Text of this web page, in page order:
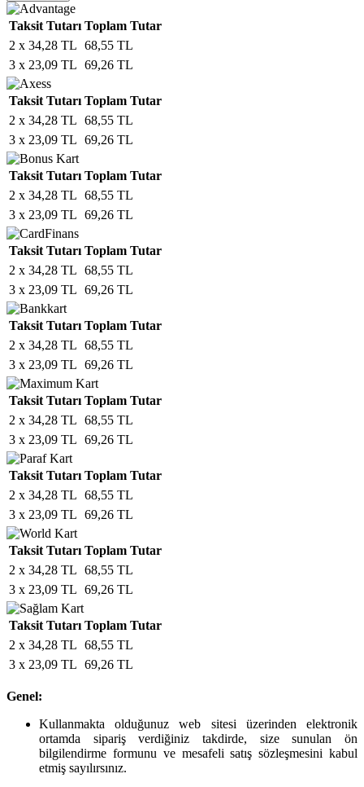
Taksit Tutarı Toplam Tutar
2 x 34,28 TL 68,55 TL
3 x 23,09 TL 69,26 TL
Taksit Tutarı Toplam Tutar
2 x 34,28 TL 68,55 TL
3 x 23,09 TL 69,26 TL
Taksit Tutarı Toplam Tutar
2 x 34,28 TL 68,55 TL
3 x 23,09 TL 69,26 TL
Taksit Tutarı Toplam Tutar
2 x 34,28 TL 68,55 TL
3 x 23,09 TL 69,26 TL
Taksit Tutarı Toplam Tutar
2 x 34,28 TL 68,55 TL
3 x 23,09 TL 69,26 TL
Taksit Tutarı Toplam Tutar
2 x 34,28 TL 68,55 TL
3 x 23,09 TL 69,26 TL
Taksit Tutarı Toplam Tutar
2 x 34,28 TL 68,55 TL
3 x 23,09 TL 69,26 TL
Taksit Tutarı Toplam Tutar
2 x 34,28 TL 68,55 TL
3 x 23,09 TL 69,26 TL
Taksit Tutarı Toplam Tutar
2 x 34,28 TL 68,55 TL
3 x 23,09 TL 69,26 TL
Genel:
Kullanmakta olduğunuz web sitesi üzerinden elektronik
ortamda sipariş verdiğiniz takdirde, size sunulan ön
bilgilendirme formunu ve mesafeli satış sözleşmesini kabul
etmiş sayılırsınız.